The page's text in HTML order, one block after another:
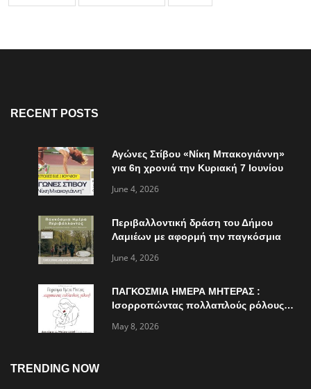
RECENT POSTS
Αγώνες Στίβου «Νίκη Μπακογιάννη»
για 6η χρονιά την Κυριακή 7 Ιουνίου
June 4, 2026
Περιβαλλοντική δράση του Δήμου
Λαμιέων με αφορμή την παγκόσμια
June 4, 2026
ΠΑΓΚΟΣΜΙΑ ΗΜΕΡΑ ΜΗΤΕΡΑΣ :
Ισορροπώντας πολλαπλούς ρόλους…
May 8, 2026
TRENDING NOW